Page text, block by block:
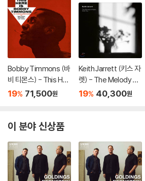
Bobby Timmons (바
비 티몬스) - This Her
e Is Bobby Timmon
19% 71,500원
Keith Jarrett (키스 자
렛) - The Melody At
Night, With You [LP]
19% 40,300원
이 분야 신상품